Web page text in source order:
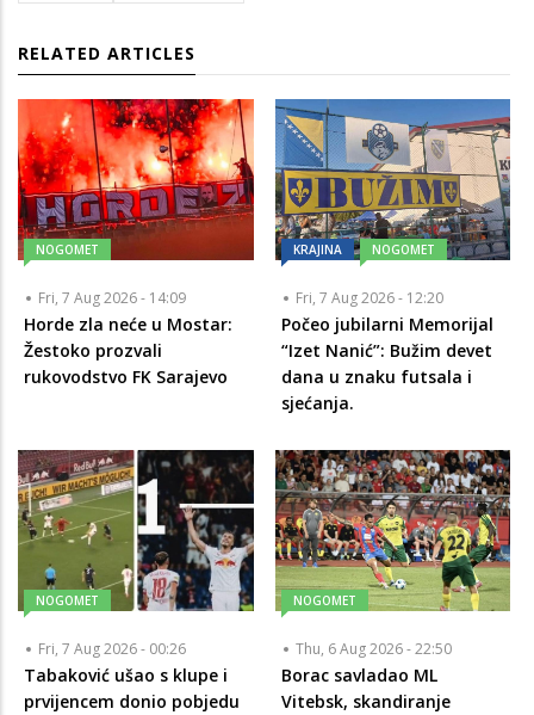
RELATED ARTICLES
NOGOMET
Fri, 7 Aug 2026 - 14:09
Horde zla neće u Mostar:
Žestoko prozvali
rukovodstvo FK Sarajevo
KRAJINA NOGOMET
Fri, 7 Aug 2026 - 12:20
Počeo jubilarni Memorijal
“Izet Nanić”: Bužim devet
dana u znaku futsala i
sjećanja.
NOGOMET
Fri, 7 Aug 2026 - 00:26
Tabaković ušao s klupe i
prvijencem donio pobjedu
NOGOMET
Thu, 6 Aug 2026 - 22:50
Borac savladao ML
Vitebsk, skandiranje